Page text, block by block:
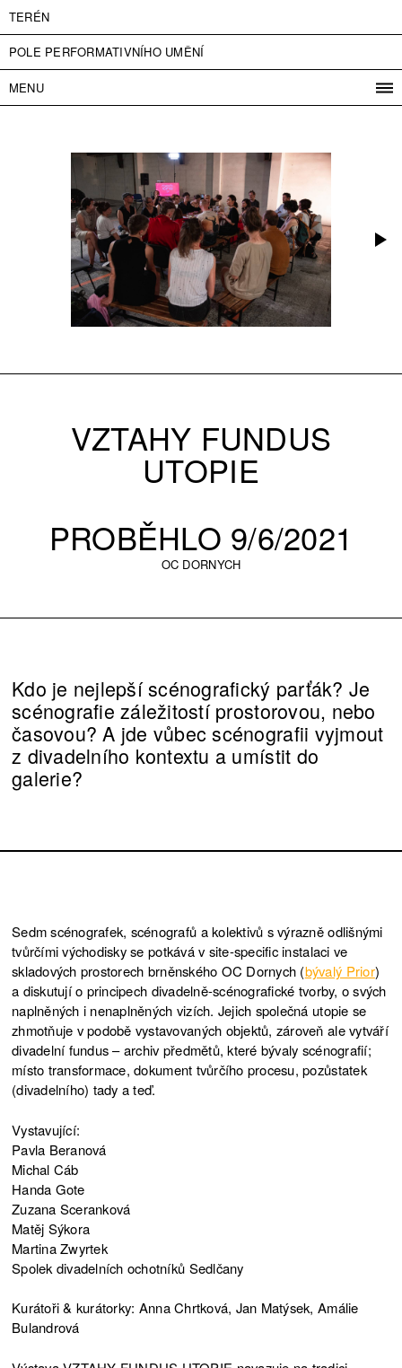
TERÉN
POLE PERFORMATIVNÍHO UMĚNÍ
MENU
VSTUPNÉ
PARTNEŘI
ENGLISH
VZTAHY FUNDUS
UTOPIE
PROBĚHLO 9/6/2021
OC DORNYCH
Kdo je nejlepší scénografický parťák? Je
scénografie záležitostí prostorovou, nebo
časovou? A jde vůbec scénografii vyjmout
z divadelního kontextu a umístit do
galerie?
Sedm scénografek, scénografů a kolektivů s výrazně odlišnými
tvůrčími východisky se potkává v site-specific instalaci ve
skladových prostorech brněnského OC Dornych (bývalý Prior)
a diskutují o principech divadelně-scénografické tvorby, o svých
naplněných i nenaplněných vizích. Jejich společná utopie se
zhmotňuje v podobě vystavovaných objektů, zároveň ale vytváří
divadelní fundus – archiv předmětů, které bývaly scénografií;
místo transformace, dokument tvůrčího procesu, pozůstatek
(divadelního) tady a teď.
Vystavující:
Pavla Beranová
Michal Cáb
Handa Gote
Zuzana Sceranková
Matěj Sýkora
Martina Zwyrtek
Spolek divadelních ochotníků Sedlčany
Kurátoři & kurátorky: Anna Chrtková, Jan Matýsek, Amálie
Bulandrová